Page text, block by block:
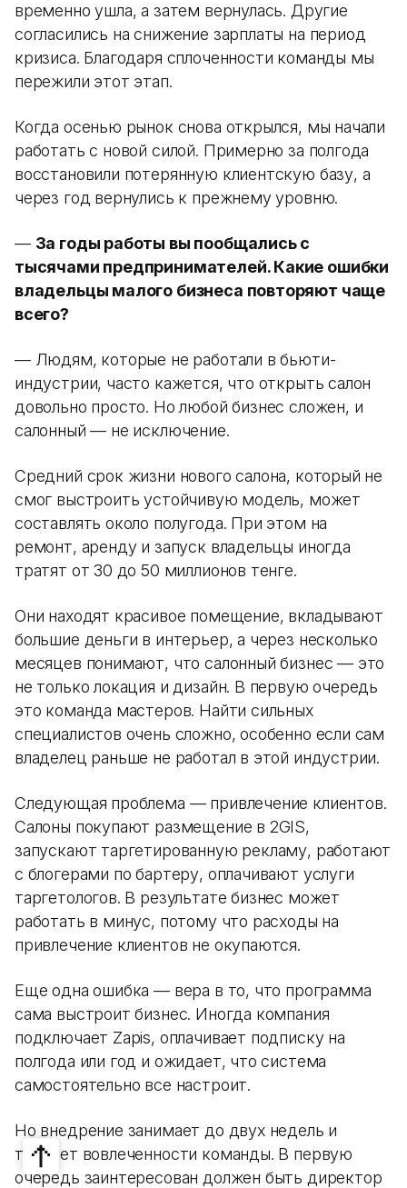
временно ушла, а затем вернулась. Другие
согласились на снижение зарплаты на период
кризиса. Благодаря сплоченности команды мы
пережили этот этап.
Когда осенью рынок снова открылся, мы начали
работать с новой силой. Примерно за полгода
восстановили потерянную клиентскую базу, а
через год вернулись к прежнему уровню.
— За годы работы вы пообщались с
тысячами предпринимателей. Какие ошибки
владельцы малого бизнеса повторяют чаще
всего?
— Людям, которые не работали в бьюти-
индустрии, часто кажется, что открыть салон
довольно просто. Но любой бизнес сложен, и
салонный — не исключение.
Средний срок жизни нового салона, который не
смог выстроить устойчивую модель, может
составлять около полугода. При этом на
ремонт, аренду и запуск владельцы иногда
тратят от 30 до 50 миллионов тенге.
Они находят красивое помещение, вкладывают
большие деньги в интерьер, а через несколько
месяцев понимают, что салонный бизнес — это
не только локация и дизайн. В первую очередь
это команда мастеров. Найти сильных
специалистов очень сложно, особенно если сам
владелец раньше не работал в этой индустрии.
Следующая проблема — привлечение клиентов.
Салоны покупают размещение в 2GIS,
запускают таргетированную рекламу, работают
с блогерами по бартеру, оплачивают услуги
таргетологов. В результате бизнес может
работать в минус, потому что расходы на
привлечение клиентов не окупаются.
Еще одна ошибка — вера в то, что программа
сама выстроит бизнес. Иногда компания
подключает Zapis, оплачивает подписку на
полгода или год и ожидает, что система
самостоятельно все настроит.
Но внедрение занимает до двух недель и
требует вовлеченности команды. В первую
очередь заинтересован должен быть директор